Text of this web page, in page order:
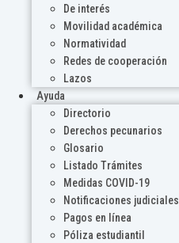
De interés
Movilidad académica
Normatividad
Redes de cooperación
Lazos
Ayuda
Directorio
Derechos pecunarios
Glosario
Listado Trámites
Medidas COVID-19
Notificaciones judiciales
Pagos en línea
Póliza estudiantil